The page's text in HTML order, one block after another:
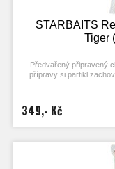
STARBAITS
Tiger
Předvařený připravený
přípravy si partikl
připravuje individuální
Nerozpouští PVA! Typ
349,- Kč